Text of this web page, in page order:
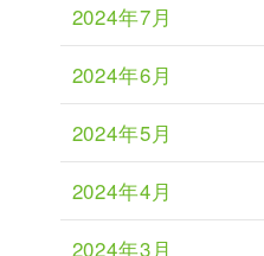
2024年7月
2024年6月
2024年5月
2024年4月
2024年3月